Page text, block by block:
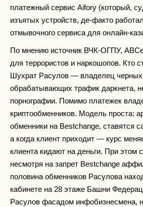
платежный сервис Aifory (который,
изъятых устройств, де-факто
отмывочного сервиса для онлайн-
По мнению источник ВЧК-ОГПУ,
для террористов и наркошопов. Кто
Шухрат Расулов — владелец черных
обрабатывающих трафик даркнета,
порнографии. Помимо платежек
криптообменников. Модель проста:
обменники на Bestchange, ставятся
а когда клиент приходит — курс
клиента кидают на деньги. При этом
несмотря на запрет Bestchange
половина обменников Расулова
кабинете на 28 этаже Башни
Расулов фасадом инфобизнесмена,